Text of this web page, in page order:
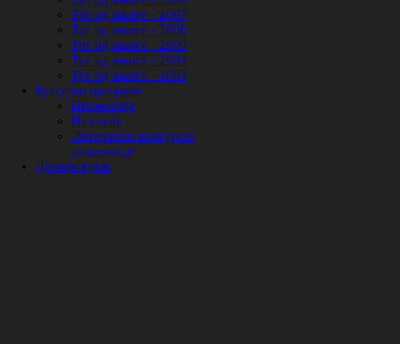
Трг од књиге - 2007
Трг од књиге - 2006
Трг од књиге - 2005
Трг од књиге - 2004
Трг од књиге - 2003
Културни програми
Промоције
Изложбе
Литерарни конкурси/
радионице
Дјечији кутак